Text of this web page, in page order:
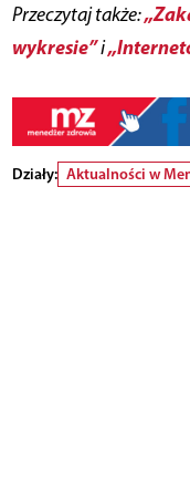
Przeczytaj także:
wykresie”i
Działy: Aktualności w